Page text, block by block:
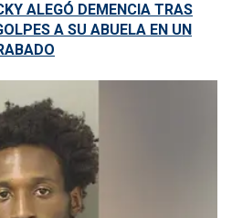
ALEGÓ DEMENCIA TRAS
A SU ABUELA EN UN